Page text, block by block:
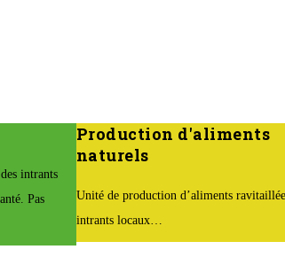
intrants
Pas
Production d'aliments
naturels
Unité de production d’aliments
intrants locaux…